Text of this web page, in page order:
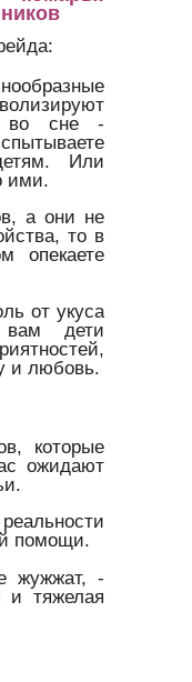
во сне -
Или
ими.
а они не
то в
опекаете
от укуса
дети
и любовь.
которые
ожидают
помощи.
жужжат, -
и тяжелая